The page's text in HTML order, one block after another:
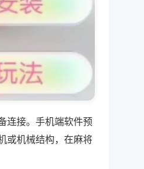
连接。手机端软件预
或机械结构，在麻将